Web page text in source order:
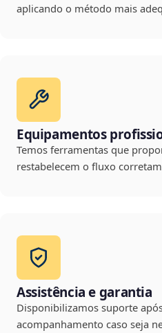
aplicando o método mais
Equipamentos
Temos ferramentas que
restabelecem o fluxo
Assistência e garantia
Disponibilizamos suporte
acompanhamento caso seja